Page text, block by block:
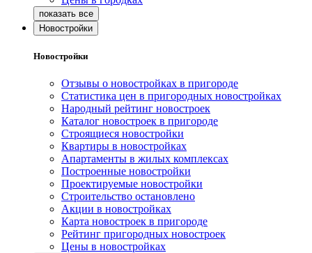
Новостройки
Новостройки
Отзывы о новостройках в пригороде
Статистика цен в пригородных новостройках
Народный рейтинг новостроек
Каталог новостроек в пригороде
Строящиеся новостройки
Квартиры в новостройках
Апартаменты в жилых комплексах
Построенные новостройки
Проектируемые новостройки
Строительство остановлено
Акции в новостройках
Карта новостроек в пригороде
Рейтинг пригородных новостроек
Цены в новостройках